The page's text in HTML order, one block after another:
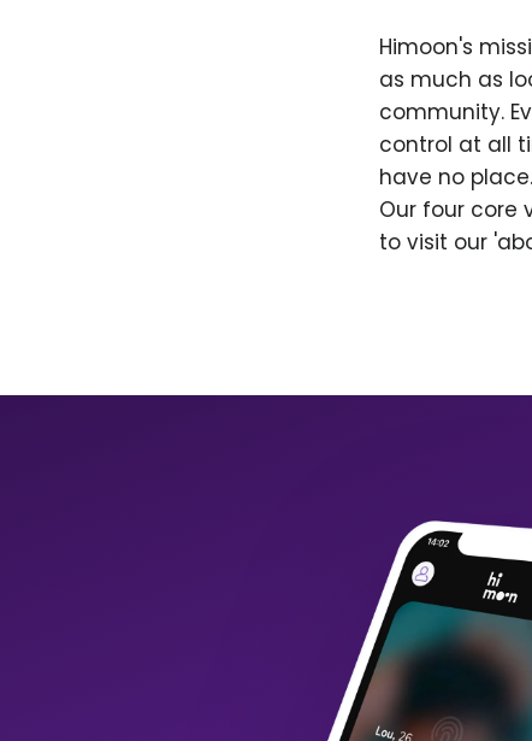
Himoon's
as much as
community.
control at all
have no
Our four core
to visit our